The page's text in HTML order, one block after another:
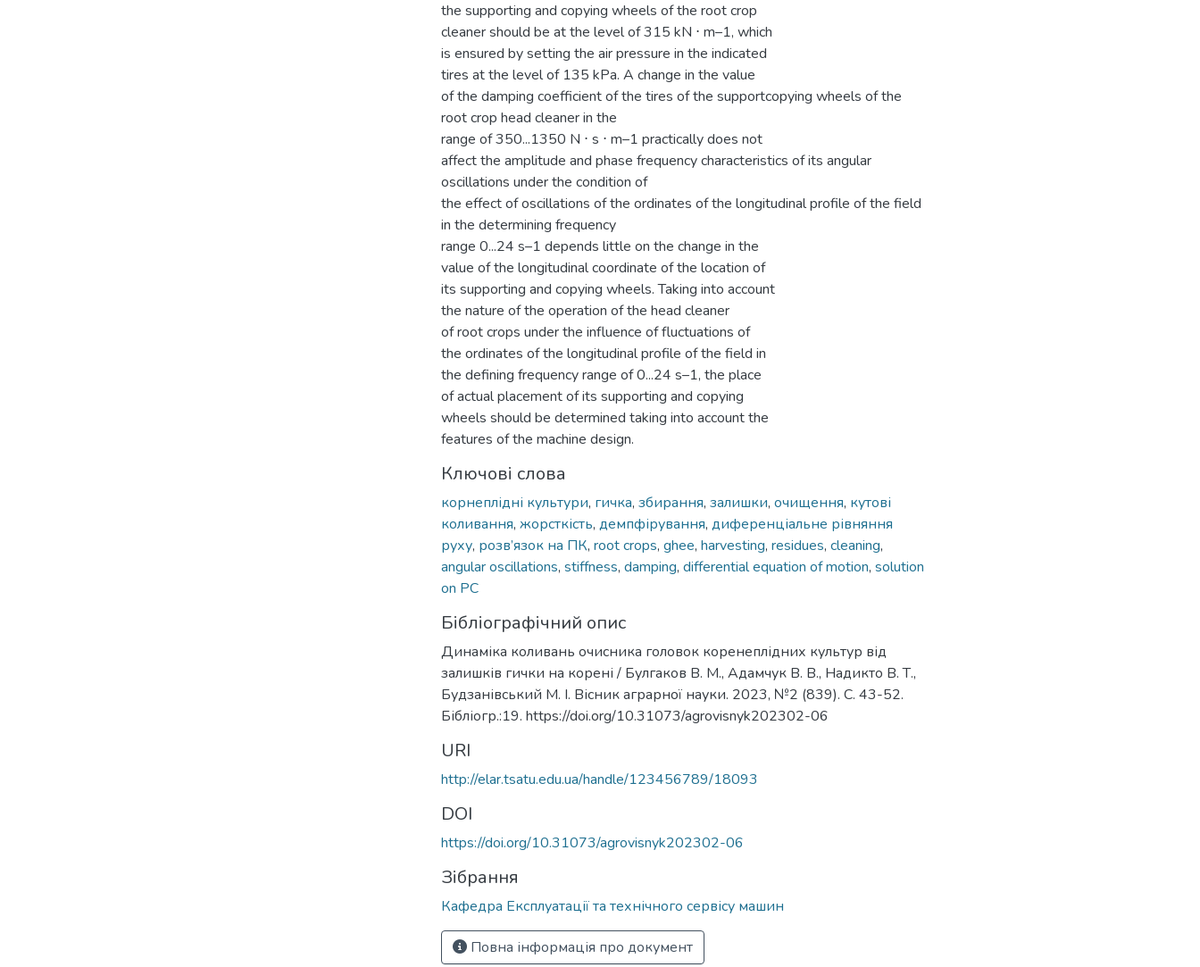
the supporting and copying wheels of the root crop
cleaner should be at the level of 315 kN ⋅ m–1, which
is ensured by setting the air pressure in the indicated
tires at the level of 135 kPa. A change in the value
of the damping coefficient of the tires of the supportcopying wheels of the
root crop head cleaner in the
range of 350...1350 N ⋅ s ⋅ m–1 practically does not
affect the amplitude and phase frequency characteristics of its angular
oscillations under the condition of
the effect of oscillations of the ordinates of the longitudinal profile of the field
in the determining frequency
range 0...24 s–1 depends little on the change in the
value of the longitudinal coordinate of the location of
its supporting and copying wheels. Taking into account
the nature of the operation of the head cleaner
of root crops under the influence of fluctuations of
the ordinates of the longitudinal profile of the field in
the defining frequency range of 0...24 s–1, the place
of actual placement of its supporting and copying
wheels should be determined taking into account the
features of the machine design.
Ключові слова
корнеплідні культури, гичка, збирання, залишки, очищення, кутові
коливання, жорсткість, демпфірування, диференціальне рівняння
руху, розв’язок на ПК, root crops, ghee, harvesting, residues, cleaning,
angular oscillations, stiffness, damping, differential equation of motion, solution
on PC
Бібліографічний опис
Динаміка коливань очисника головок коренеплідних культур від
залишків гички на корені / Булгаков В. М., Адамчук В. В., Надикто В. Т.,
Будзанівський М. І. Вісник аграрної науки. 2023, №2 (839). С. 43-52.
Бібліогр.:19. https://doi.org/10.31073/agrovisnyk202302-06
URI
http://elar.tsatu.edu.ua/handle/123456789/18093
DOI
https://doi.org/10.31073/agrovisnyk202302-06
Зібрання
Кафедра Експлуатації та технічного сервісу машин
Повна інформація про документ